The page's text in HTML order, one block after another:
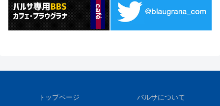
トップページ バルサについて